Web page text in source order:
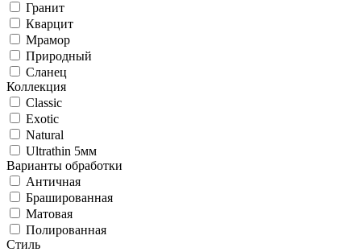
Гранит
Кварцит
Мрамор
Природный
Сланец
Коллекция
Classic
Exotic
Natural
Ultrathin 5мм
Варианты обработки
Античная
Брашированная
Матовая
Полированная
Стиль